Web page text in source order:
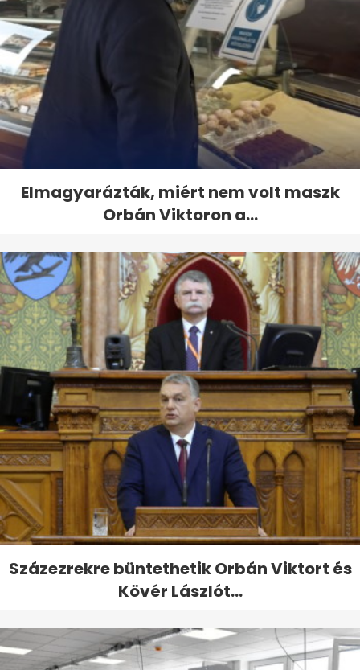
Elmagyarázták, miért nem volt maszk
Orbán Viktoron a...
Százezrekre büntethetik Orbán Viktort és
Kövér Lászlót...